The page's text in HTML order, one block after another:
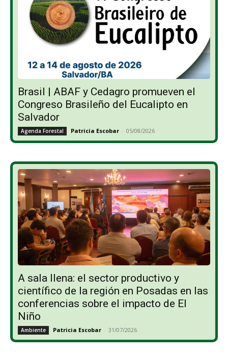
Brasil | ABAF y Cedagro promueven el
Congreso Brasileño del Eucalipto en
Salvador
Agenda Forestal Patricia Escobar - 05/08/2026
A sala llena: el sector productivo y
científico de la región en Posadas en las
conferencias sobre el impacto de El
Niño
Ambiente Patricia Escobar - 31/07/2026